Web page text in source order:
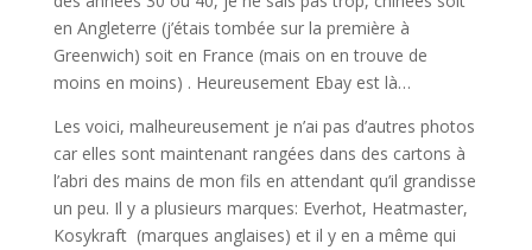
en Angleterre (j’étais tombée sur la première à
Greenwich) soit en France (mais on en trouve de
moins en moins) . Heureusement Ebay est là…
Les voici, malheureusement je n’ai pas d’autres photos
car elles sont maintenant rangées dans des cartons à
l’abri des mains de mon fils en attendant qu’il grandisse
un peu. Il y a plusieurs marques: Everhot, Heatmaster,
Kosykraft (marques anglaises) et il y en a même qui